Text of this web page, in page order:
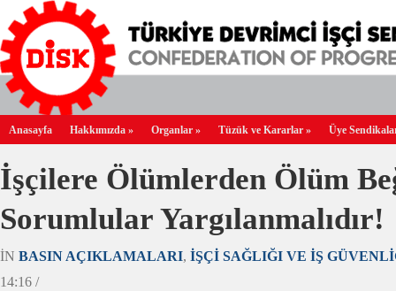
Anasayfa Hakkımızda » Organlar » Tüzük ve Kararlar » Üye
İşçilere Ölümlerden Ölüm
Sorumlular Yargılanmalıdır!
IN BASIN AÇIKLAMALARI, İŞÇI SAĞLIĞI VE İŞ
14:16 /